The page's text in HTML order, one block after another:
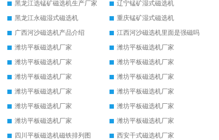
黑龙江选锰矿磁选机生产厂家
辽宁锰矿湿式磁选机
黑龙江永磁湿式磁选机
重庆锰矿湿式磁选机
广西河沙磁选机产品介绍
江西河沙磁选机里面是强磁吗
潍坊平板磁选机厂家
潍坊平板磁选机厂家
潍坊平板磁选机厂家
潍坊平板磁选机厂家
潍坊平板磁选机厂家
潍坊平板磁选机厂家
潍坊平板磁选机厂家
潍坊平板磁选机厂家
潍坊平板磁选机厂家
潍坊平板磁选机厂家
潍坊平板磁选机厂家
潍坊平板磁选机厂家
四川平板磁选机磁铁排列图
西安干式磁选机厂家